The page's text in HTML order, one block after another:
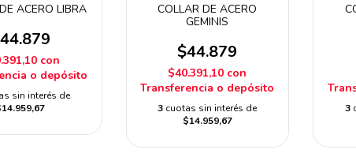
ACERO LIBRA
con
o depósito
sin interés de
COLLAR DE ACERO
GEMINIS
$44.879
$40.391,10 con
Transferencia o depósito
3 cuotas sin interés de
$14.959,67
3